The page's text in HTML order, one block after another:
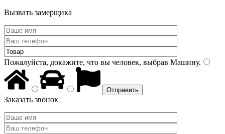
Вызвать замерщика
Пожалуйста, докажите, что вы человек, выбрав Машину.
Заказать звонок